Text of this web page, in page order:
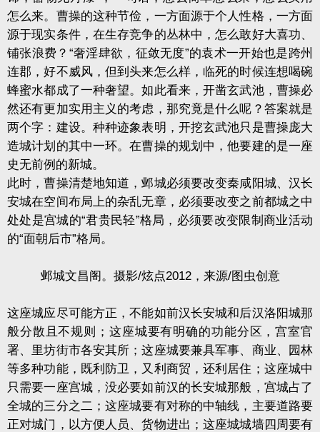
怎么来。曹操的这种节俭，一方面源于个人性格，一方面
源于现实条件，在生存竞争的丛林中，怎么敢好大喜功、
铺张浪费？“奢淫肆欲，征敛无度”的袁术一开始也是跨州
连郡，好不威风，但到头来怎么样，临死的时候连想喝碗
蜂蜜水都成了一种奢望。如此看来，开凿玄武池，曹操必
然还有更加实用主义的考虑，那究竟是什么呢？答案就是
两个字：建设。种种迹象表明，开挖玄武池只是曹操庞大
造城计划的其中一环。在曹操的规划中，他要建的是一座
史无前例的新城。
此时，曹操清楚地知道，邺城必须要改变秦咸阳城、汉长
安城在空间布局上的杂乱无章，必须要改变之前都城之中
处处是宫城的“君贵民轻”格局，必须要改变限制商业活动
的“面朝后市”格局。
邺城文昌阁。摄影/炫点2012，来源/图虫创意
这座城应尽可能方正，不能如前汉长安城和后汉洛阳城那
般分散且不规则；这座城要有明确的功能分区，宫室官
署、里坊街市各安其所；这座城要兼具军事、商业、园林
等多种功能，既利防卫，又利商贸，还利居住；这座城中
只需要一座宫城，没必要如前汉的长安城那般，宫城占了
全城的三分之二；这座城要有对称的中轴线，主要道路要
正对城门，以方便人员、货物进出；这座城城墙四周要有